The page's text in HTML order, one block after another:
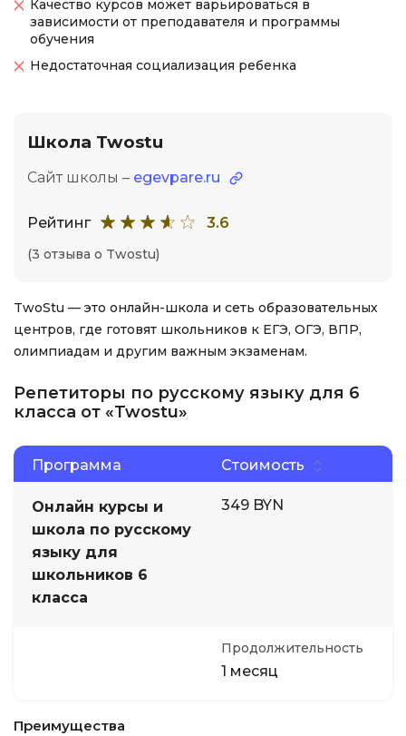
Качество курсов может варьироваться в
зависимости от преподавателя и программы
обучения
Недостаточная социализация ребенка
Школа Twostu
Сайт школы – egevpare.ru
Рейтинг 3.6
(3 отзыва о Twostu)
TwoStu — это онлайн-школа и сеть образовательных
центров, где готовят школьников к ЕГЭ, ОГЭ, ВПР,
олимпиадам и другим важным экзаменам.
Репетиторы по русскому языку для 6
класса от «Twostu»
Программа Стоимость
Онлайн курсы и
школа по русскому
языку для
школьников 6
класса
349 BYN
Продолжительность
1 месяц
Преимущества